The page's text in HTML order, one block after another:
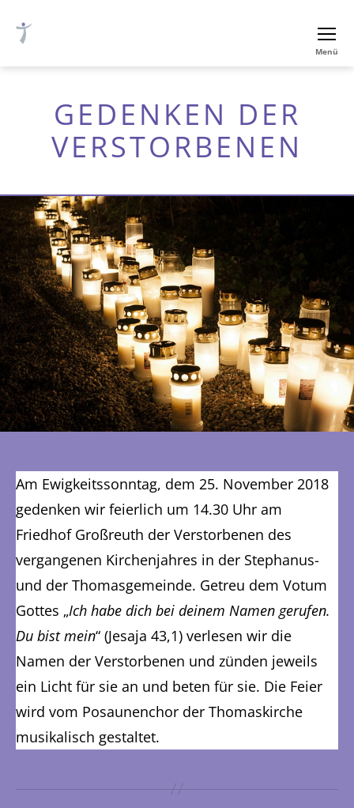
luth.
Nürnberg
Menü
GEDENKEN DER
VERSTORBENEN
Am Ewigkeitssonntag, dem 25. November 2018
gedenken wir feierlich um 14.30 Uhr am
Friedhof Großreuth der Verstorbenen des
vergangenen Kirchenjahres in der Stephanus-
und der Thomasgemeinde. Getreu dem Votum
Gottes „Ich habe dich bei deinem Namen gerufen.
Du bist mein“ (Jesaja 43,1) verlesen wir die
Namen der Verstorbenen und zünden jeweils
ein Licht für sie an und beten für sie. Die Feier
wird vom Posaunenchor der Thomaskirche
musikalisch gestaltet.